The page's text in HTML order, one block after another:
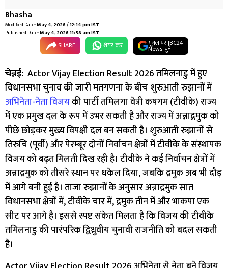
Bhasha
Modified Date:May 4, 2026 / 12:14 pm IST
Published Date:May 4, 2026 11:58 am IST
SHARE शेयर कर गूगल पर IBC24
News चुनें
चेन्नई: Actor Vijay Election Result 2026 तमिलनाडु में हुए
विधानसभा चुनाव की जारी मतगणना के बीच शुरुआती रुझानों में
अभिनेता-नेता विजयकी पार्टी तमिलगा वेत्री कषगम (टीवीके) राज्य
में एक प्रमुख दल के रूप में उभर सकती है और राज्य में अन्नाद्रमुक को
पीछे छोड़कर मुख्य विपक्षी दल बन सकती है। शुरुआती रुझानों से
तिरुचि (पूर्वी) और पेरम्बूर दोनों निर्वाचन क्षेत्रों में टीवीके के संस्थापक
विजय को बढ़त मिलती दिख रही है। टीवीके ने कई निर्वाचन क्षेत्रों में
अन्नाद्रमुक को तीसरे स्थान पर धकेल दिया, जबकि द्रमुक अब भी दौड़
में आगे बनी हुई है। ताजा रुझानों के अनुसार अन्नाद्रमुक सात
विधानसभा क्षेत्रों में, टीवीके चार में, द्रमुक तीन में और भाकपा एक
सीट पर आगे है। इससे स्पष्ट संकेत मिलता है कि विजय की टीवीके
तमिलनाडु की पारंपरिक द्विध्रुवीय चुनावी राजनीति को बदल सकती
है।